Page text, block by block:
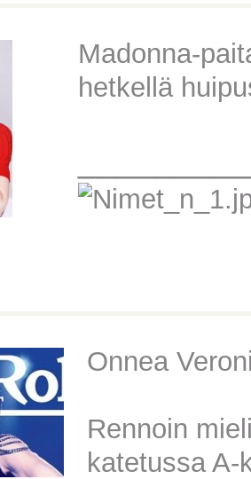
Madonna-
hetkellä
Onnea
Rennoin
katetussa A-